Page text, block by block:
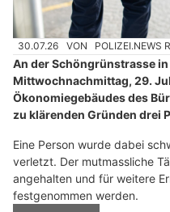
30.07.26 VON POLIZEI.NEWS
An der Schöngrünstrasse
Mittwochnachmittag, 29.
Ökonomiegebäudes des
zu klärenden Gründen drei
Eine Person wurde dabei
verletzt. Der mutmassliche
angehalten und für weitere
festgenommen werden.